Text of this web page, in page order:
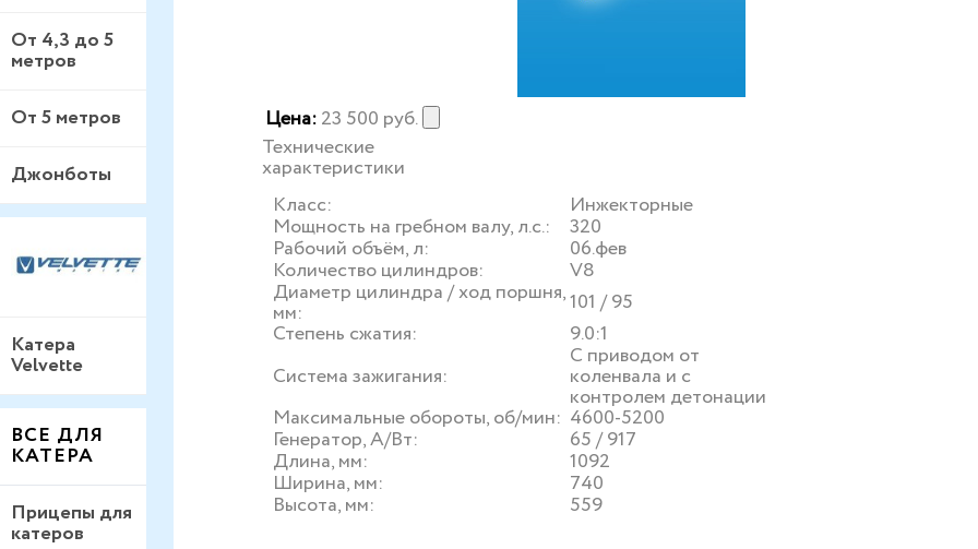
От 4,3 до 5
метров
От 5 метров
Джонботы
Катера
Velvette
ВСЕ ДЛЯ
КАТЕРА
Прицепы для
катеров
Цена: 23 500 руб.
Технические
характеристики
Класс:
Инжекторные
Мощность на гребном валу, л.с.: 320
Рабочий объём, л: 06.фев
Количество цилиндров: V8
Диаметр цилиндра / ход поршня,
мм:
101 / 95
Степень сжатия:
9.0:1
Система зажигания:
С приводом от
коленвала и с
контролем детонации
Максимальные обороты, об/мин: 4600-5200
Генератор, А/Вт: 65 / 917
Длина, мм: 1092
Ширина, мм: 740
Высота, мм: 559